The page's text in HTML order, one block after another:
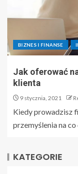
BIZNES I FINANSE
Jak oferować
klienta
9 stycznia, 2021
Kiedy prowadzisz
przemyślenia na co
KATEGORIE